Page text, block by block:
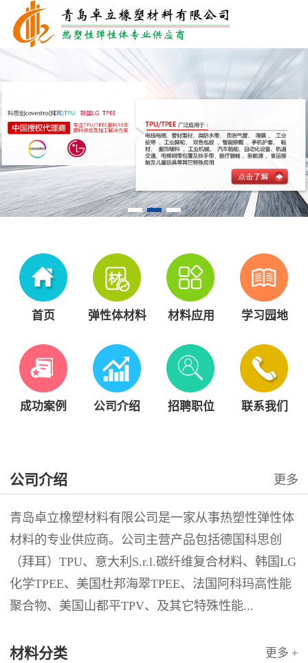
首页 弹性体材料 材料应用 学习园地
成功案例 公司介绍 招聘职位 联系我们
公司介绍 更多
青岛卓立橡塑材料有限公司是一家从事热塑性弹性体
材料的专业供应商。公司主营产品包括德国科思创
（拜耳）TPU、意大利S.r.l.碳纤维复合材料、韩国LG
化学TPEE、美国杜邦海翠TPEE、法国阿科玛高性能
聚合物、美国山都平TPV、及其它特殊性能...
材料分类 更多 +